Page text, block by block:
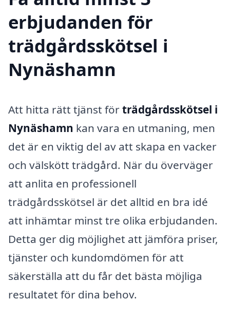
erbjudanden för
trädgårdsskötsel i
Nynäshamn
Att hitta rätt tjänst förträdgårdsskötsel i
Nynäshamn kan vara en utmaning, men
det är en viktig del av att skapa en vacker
och välskött trädgård. När du överväger
att anlita en professionell
trädgårdsskötsel är det alltid en bra idé
att inhämtar minst tre olika erbjudanden.
Detta ger dig möjlighet att jämföra priser,
tjänster och kundomdömen för att
säkerställa att du får det bästa möjliga
resultatet för dina behov.